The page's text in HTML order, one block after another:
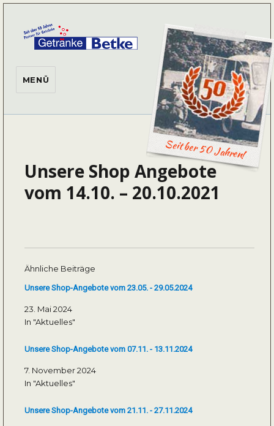
Seit ber 50 Jahren!
MENÜ
Unsere Shop Angebote
vom 14.10. – 20.10.2021
Ähnliche Beiträge
Unsere Shop-Angebote vom 23.05. - 29.05.2024
23. Mai 2024
In "Aktuelles"
Unsere Shop-Angebote vom 07.11. - 13.11.2024
7. November 2024
In "Aktuelles"
Unsere Shop-Angebote vom 21.11. - 27.11.2024